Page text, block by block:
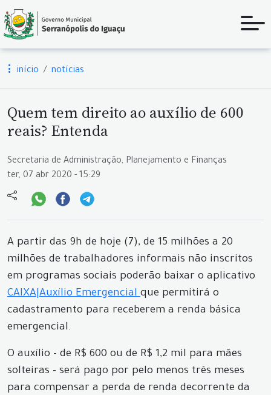
início notícias
Quem tem direito ao auxílio de 600
reais? Entenda
Secretaria de Administração, Planejamento e Finanças
ter, 07 abr 2020 - 15:29
A partir das 9h de hoje (7), de 15 milhões a 20
milhões de trabalhadores informais não inscritos
em programas sociais poderão baixar o aplicativo
CAIXA|Auxílio Emergencialque permitirá o
cadastramento para receberem a renda básica
emergencial.
O auxílio - de R$ 600 ou de R$ 1,2 mil para mães
solteiras - será pago por pelo menos três meses
para compensar a perda de renda decorrente da